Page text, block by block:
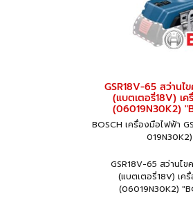
GSR18V-65 สว่านไ
(แบตเตอรี่18V) เค
(06019N30K2)
BOSCH เครื่องมือไฟฟ้า
019N30K2)
GSR18V-65 สว่านไข
(แบตเตอรี่18V) เครื่
(06019N30K2)